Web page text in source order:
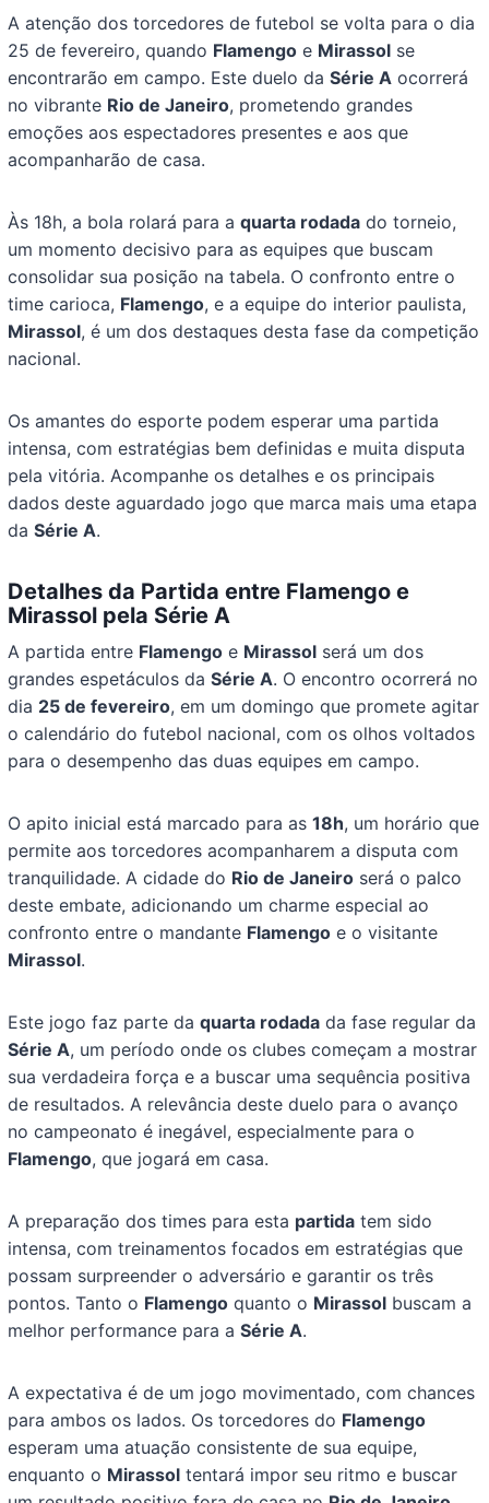
A atenção dos torcedores de futebol se volta para o dia
25 de fevereiro, quando Flamengo e Mirassol se
encontrarão em campo. Este duelo daSérie A ocorrerá
no vibrante Rio de Janeiro, prometendo grandes
emoções aos espectadores presentes e aos que
acompanharão de casa.
Às 18h, a bola rolará para aquarta rodada do torneio,
um momento decisivo para as equipes que buscam
consolidar sua posição na tabela. O confronto entre o
time carioca, Flamengo, e a equipe do interior paulista,
Mirassol, é um dos destaques desta fase da competição
nacional.
Os amantes do esporte podem esperar uma partida
intensa, com estratégias bem definidas e muita disputa
pela vitória. Acompanhe os detalhes e os principais
dados deste aguardado jogo que marca mais uma etapa
daSérie A.
Detalhes da Partida entre Flamengo e
Mirassol pela Série A
A partida entre Flamengo e Mirassol será um dos
grandes espetáculos daSérie A. O encontro ocorrerá no
dia 25 de fevereiro, em um domingo que promete agitar
o calendário do futebol nacional, com os olhos voltados
para o desempenho das duas equipes em campo.
O apito inicial está marcado para as18h, um horário que
permite aos torcedores acompanharem a disputa com
tranquilidade. A cidade do Rio de Janeiro será o palco
deste embate, adicionando um charme especial ao
confronto entre o mandante Flamengo e o visitante
Mirassol.
Este jogo faz parte daquarta rodada da fase regular da
Série A, um período onde os clubes começam a mostrar
sua verdadeira força e a buscar uma sequência positiva
de resultados. A relevância deste duelo para o avanço
no campeonato é inegável, especialmente para o
Flamengo, que jogará em casa.
A preparação dos times para esta partida tem sido
intensa, com treinamentos focados em estratégias que
possam surpreender o adversário e garantir os três
pontos. Tanto o Flamengo quanto o Mirassol buscam a
melhor performance para aSérie A.
A expectativa é de um jogo movimentado, com chances
para ambos os lados. Os torcedores do Flamengo
esperam uma atuação consistente de sua equipe,
enquanto o Mirassol tentará impor seu ritmo e buscar